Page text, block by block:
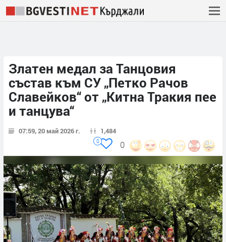
Златен медал за Танцовия
състав към СУ „Петко Рачов
Славейков“ от „Китна Тракия пее
и танцува“
07:59, 20 май 2026 г. 1,484
0
0